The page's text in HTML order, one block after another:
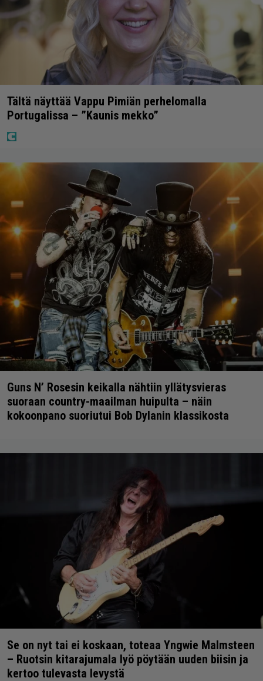
Tältä näyttää Vappu Pimiän perhelomalla
Portugalissa – ”Kaunis mekko”
Guns N’ Rosesin keikalla nähtiin yllätysvieras
suoraan country-maailman huipulta – näin
kokoonpano suoriutui Bob Dylanin klassikosta
Se on nyt tai ei koskaan, toteaa Yngwie Malmsteen
– Ruotsin kitarajumala lyö pöytään uuden biisin ja
kertoo tulevasta levystä